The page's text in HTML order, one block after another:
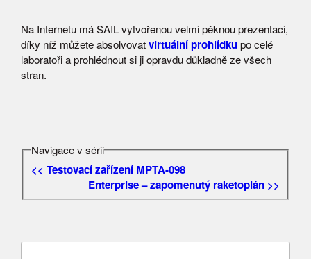
Na Internetu má SAIL vytvořenou velmi pěknou prezentaci,
díky níž můžete absolvovatvirtuální prohlídkupo celé
laboratoři a prohlédnout si ji opravdu důkladně ze všech
stran.
Navigace v sérii
<< Testovací zařízení MPTA-098
Enterprise – zapomenutý raketoplán >>